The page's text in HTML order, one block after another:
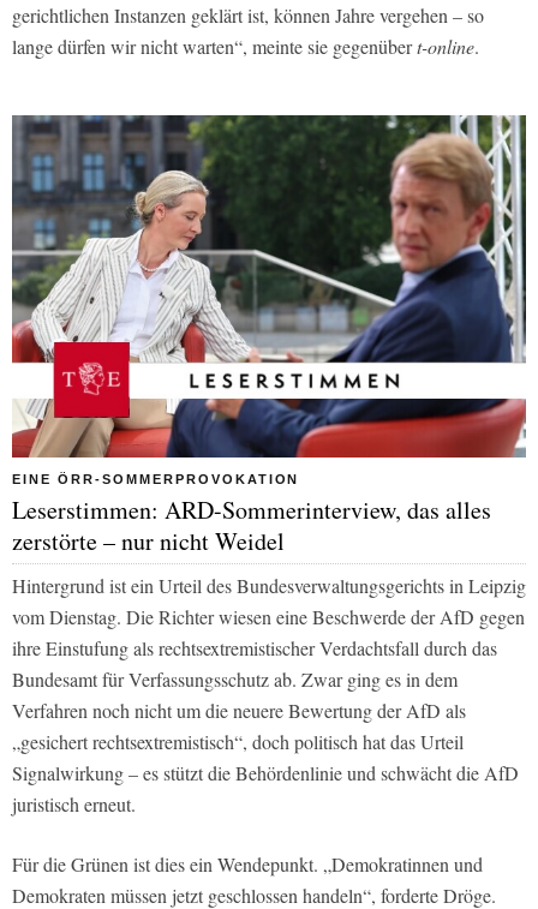
gerichtlichen Instanzen geklärt ist, können Jahre vergehen – so
lange dürfen wir nicht warten“, meinte sie gegenübert-online.
EINE ÖRR-SOMMERPROVOKATION
Leserstimmen: ARD-Sommerinterview, das alles
zerstörte – nur nicht Weidel
Hintergrund ist ein Urteil des Bundesverwaltungsgerichts in Leipzig
vom Dienstag. Die Richter wiesen eine Beschwerde der AfD gegen
ihre Einstufung als rechtsextremistischer Verdachtsfall durch das
Bundesamt für Verfassungsschutz ab. Zwar ging es in dem
Verfahren noch nicht um die neuere Bewertung der AfD als
„gesichert rechtsextremistisch“, doch politisch hat das Urteil
Signalwirkung – es stützt die Behördenlinie und schwächt die AfD
juristisch erneut.
Für die Grünen ist dies ein Wendepunkt. „Demokratinnen und
Demokraten müssen jetzt geschlossen handeln“, forderte Dröge.